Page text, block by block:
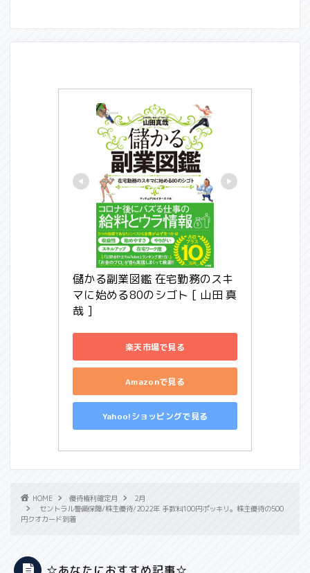
儲かる副業図鑑 在宅勤務のスキ
マに始める80のシゴト [ 山田 真
哉 ]
楽天市場で見る
Amazonで見る
Yahoo!ショッピングで見る
HOME 優待権利確定月
2月
セントラル警備保障/株主優待/2022年 手数料100円ポッキリ。株主優待の500
円クオカード到着
☆あなたにおすすめ記事☆